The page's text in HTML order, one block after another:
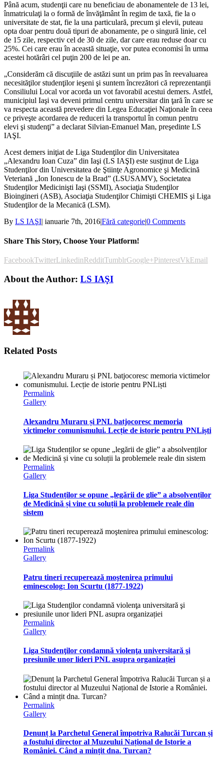
Până acum, studenţii care nu beneficiau de abonamentele de 13 lei,
înmatriculaţi la o formă de învăţământ în regim de taxă, fie la o
universitate de stat, fie la una particulară, precum şi elevii, puteau
opta doar pentru două tipuri de abonamente, pe o singură linie, cel
de 15 zile, respectiv cel de 30 de zile, dar care erau reduse doar cu
25%. Cei care erau în această situaţie, vor putea economisi în urma
acestei hotărâri cel puţin 200 de lei pe an.
„Considerăm că discuţiile de astăzi sunt un prim pas în reevaluarea
necesităţilor studenţilor ieşeni şi suntem încrezători că reprezentanţii
Consiliului Local vor acorda un vot favorabil acestui demers. Astfel,
municipiul Iaşi va deveni primul centru universitar din ţară în care se
va respecta această prevedere din Legea Educaţiei Naţionale în ceea
ce priveşte acordarea de reduceri la transportul în comun pentru
elevi şi studenţi” a declarat Silvian-Emanuel Man, preşedinte LS
IAŞI.
Acest demers iniţiat de Liga Studenţilor din Universitatea
„Alexandru Ioan Cuza” din Iaşi (LS IAŞI) este susţinut de Liga
Studenţilor din Universitatea de Ştiinţe Agronomice şi Medicină
Veteriană „Ion Ionescu de la Brad” (LSUSAMV), Societatea
Studenţilor Medicinişti Iaşi (SSMI), Asociaţia Studenţilor
Bioingineri (ASB), Asociaţia Studenţilor Chimişti CHEMIS şi Liga
Studenţilor de la Mecanică (LSM).
By LS IAŞI| ianuarie 7th, 2016|Fără categorie|0 Comments
Share This Story, Choose Your Platform!
FacebookTwitterLinkedinRedditTumblrGoogle+PinterestVkEmail
About the Author: LS IAŞI
Related Posts
Permalink
Gallery
Alexandru Muraru și PNL batjocoresc memoria
victimelor comunismului. Lecție de istorie pentru PNLiști
Permalink
Gallery
Liga Studenților se opune „legării de glie” a absolvenților
de Medicină și vine cu soluții la problemele reale din
sistem
Permalink
Gallery
Patru tineri recuperează moştenirea primului
eminescolog: Ion Scurtu (1877-1922)
Permalink
Gallery
Liga Studenţilor condamnă violenţa universitară şi
presiunile unor lideri PNL asupra organizației
Permalink
Gallery
Denunț la Parchetul General împotriva Ralucăi Turcan și
a fostului director al Muzeului Național de Istorie a
României. Când a mințit dna. Turcan?